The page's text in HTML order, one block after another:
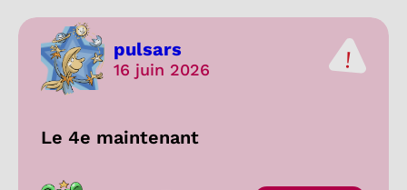
pulsars
16 juin 2026
Le 4e maintenant